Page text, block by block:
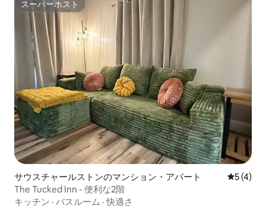
スーパーホスト
スーパーホスト
サウスチャールストンのマンション・アパート レビュー
5 (4)
The Tucked Inn - 便利な2階
キッチン · バスルーム ·快適さ